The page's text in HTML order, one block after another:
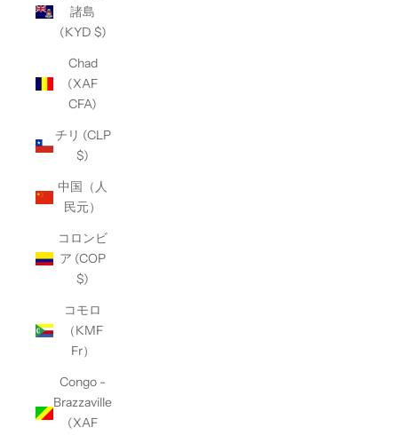
諸島
(KYD $)
Chad
(XAF
CFA)
チリ (CLP
$)
中国（人
民元）
コロンビ
ア (COP
$)
コモロ
（KMF
Fr）
Congo -
Brazzaville
(XAF